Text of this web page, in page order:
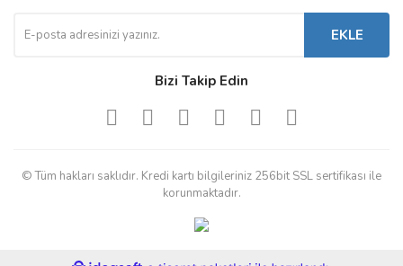
EKLE
Bizi Takip Edin
© Tüm hakları saklıdır. Kredi kartı bilgileriniz 256bit SSL sertifikası ile
korunmaktadır.